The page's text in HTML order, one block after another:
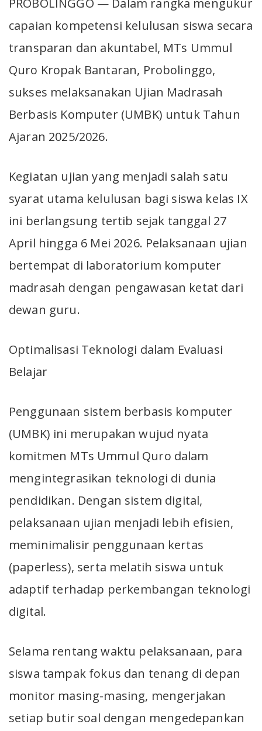
capaian kompetensi kelulusan siswa secara
transparan dan akuntabel, MTs Ummul
Quro Kropak Bantaran, Probolinggo,
sukses melaksanakan Ujian Madrasah
Berbasis Komputer (UMBK) untuk Tahun
Ajaran 2025/2026.
Kegiatan ujian yang menjadi salah satu
syarat utama kelulusan bagi siswa kelas IX
ini berlangsung tertib sejak tanggal 27
April hingga 6 Mei 2026. Pelaksanaan ujian
bertempat di laboratorium komputer
madrasah dengan pengawasan ketat dari
dewan guru.
Optimalisasi Teknologi dalam Evaluasi
Belajar
Penggunaan sistem berbasis komputer
(UMBK) ini merupakan wujud nyata
komitmen MTs Ummul Quro dalam
mengintegrasikan teknologi di dunia
pendidikan. Dengan sistem digital,
pelaksanaan ujian menjadi lebih efisien,
meminimalisir penggunaan kertas
(paperless), serta melatih siswa untuk
adaptif terhadap perkembangan teknologi
digital.
Selama rentang waktu pelaksanaan, para
siswa tampak fokus dan tenang di depan
monitor masing-masing, mengerjakan
setiap butir soal dengan mengedepankan